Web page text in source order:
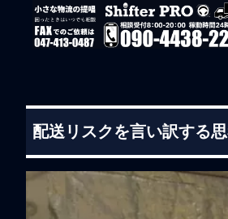
配送リスクを言い訳する